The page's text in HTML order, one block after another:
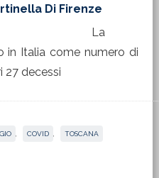
Di Firenze
La
in Italia come numero di
27 decessi
COVID TOSCANA